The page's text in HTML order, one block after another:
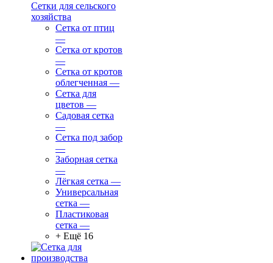
Сетки для сельского
хозяйства
Сетка от птиц
—
Сетка от кротов
—
Сетка от кротов
облегченная —
Сетка для
цветов —
Садовая сетка
—
Сетка под забор
—
Заборная сетка
—
Лёгкая сетка —
Универсальная
сетка —
Пластиковая
сетка —
+ Ещё 16